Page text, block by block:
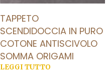
AGGIUNGI ALLA LISTA DEI DESIDERI
TAPPETO
SCENDIDOCCIA IN PURO
COTONE ANTISCIVOLO
SOMMA ORIGAMI
LEGGI TUTTO